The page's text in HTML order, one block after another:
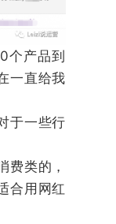
个产品到
一直给我
于一些行
费类的，
合用网红